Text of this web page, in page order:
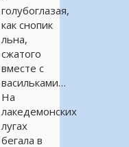
голубоглазая,
как снопик
льна,
сжатого
вместе с
васильками…
На
лакедемонских
лугах
бегала в